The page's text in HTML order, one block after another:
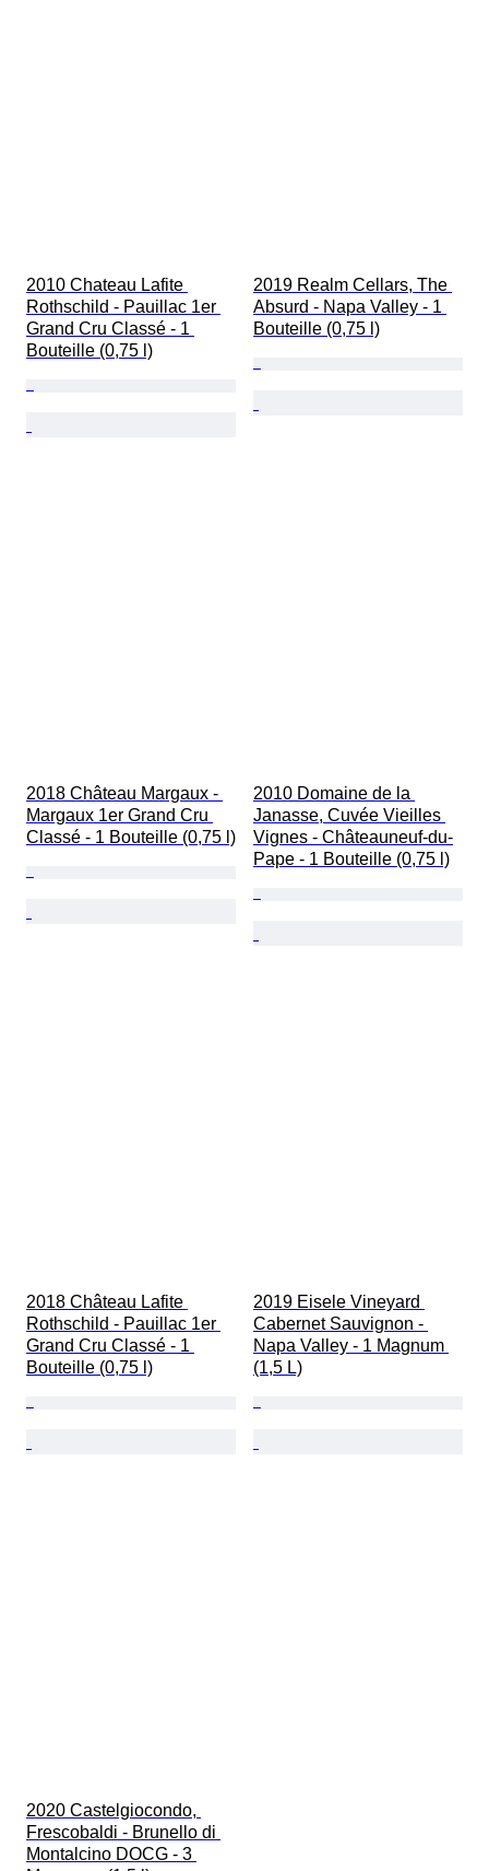
2010 Chateau Lafite
Rothschild - Pauillac 1er
Grand Cru Classé - 1
Bouteille (0,75 l)
2019 Realm Cellars, The
Absurd - Napa Valley - 1
Bouteille (0,75 l)
2018 Château Margaux -
Margaux 1er Grand Cru
Classé - 1 Bouteille (0,75 l)
2010 Domaine de la
Janasse, Cuvée Vieilles
Vignes - Châteauneuf-du-
Pape - 1 Bouteille (0,75 l)
2018 Château Lafite
Rothschild - Pauillac 1er
Grand Cru Classé - 1
Bouteille (0,75 l)
2019 Eisele Vineyard
Cabernet Sauvignon -
Napa Valley - 1 Magnum
(1,5 L)
2020 Castelgiocondo,
Frescobaldi - Brunello di
Montalcino DOCG - 3